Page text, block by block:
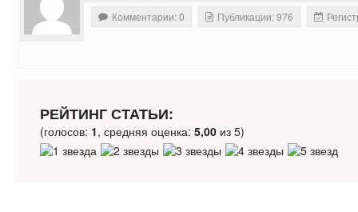
Комментарии: 0 Публикации: 976
РЕЙТИНГ СТАТЬИ:
(голосов: 1, средняя оценка: 5,00из 5)